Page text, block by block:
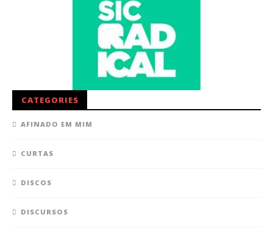
CATEGORIES
AFINADO EM MIM
CURTAS
DISCOS
DISCURSOS